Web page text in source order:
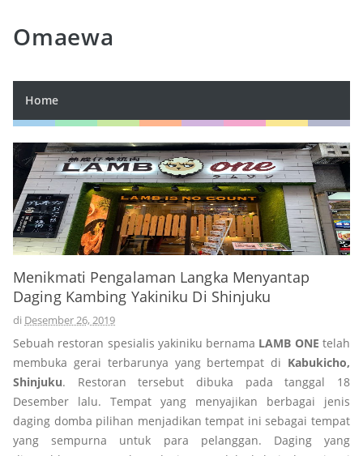
Omaewa
Home
Menikmati Pengalaman Langka Menyantap
Daging Kambing Yakiniku Di Shinjuku
di Desember 26, 2019
Sebuah restoran spesialis yakiniku bernama LAMB ONE telah
membuka gerai terbarunya yang bertempat di Kabukicho,
Shinjuku. Restoran tersebut dibuka pada tanggal 18
Desember lalu. Tempat yang menyajikan berbagai jenis
daging domba pilihan menjadikan tempat ini sebagai tempat
yang sempurna untuk para pelanggan. Daging yang